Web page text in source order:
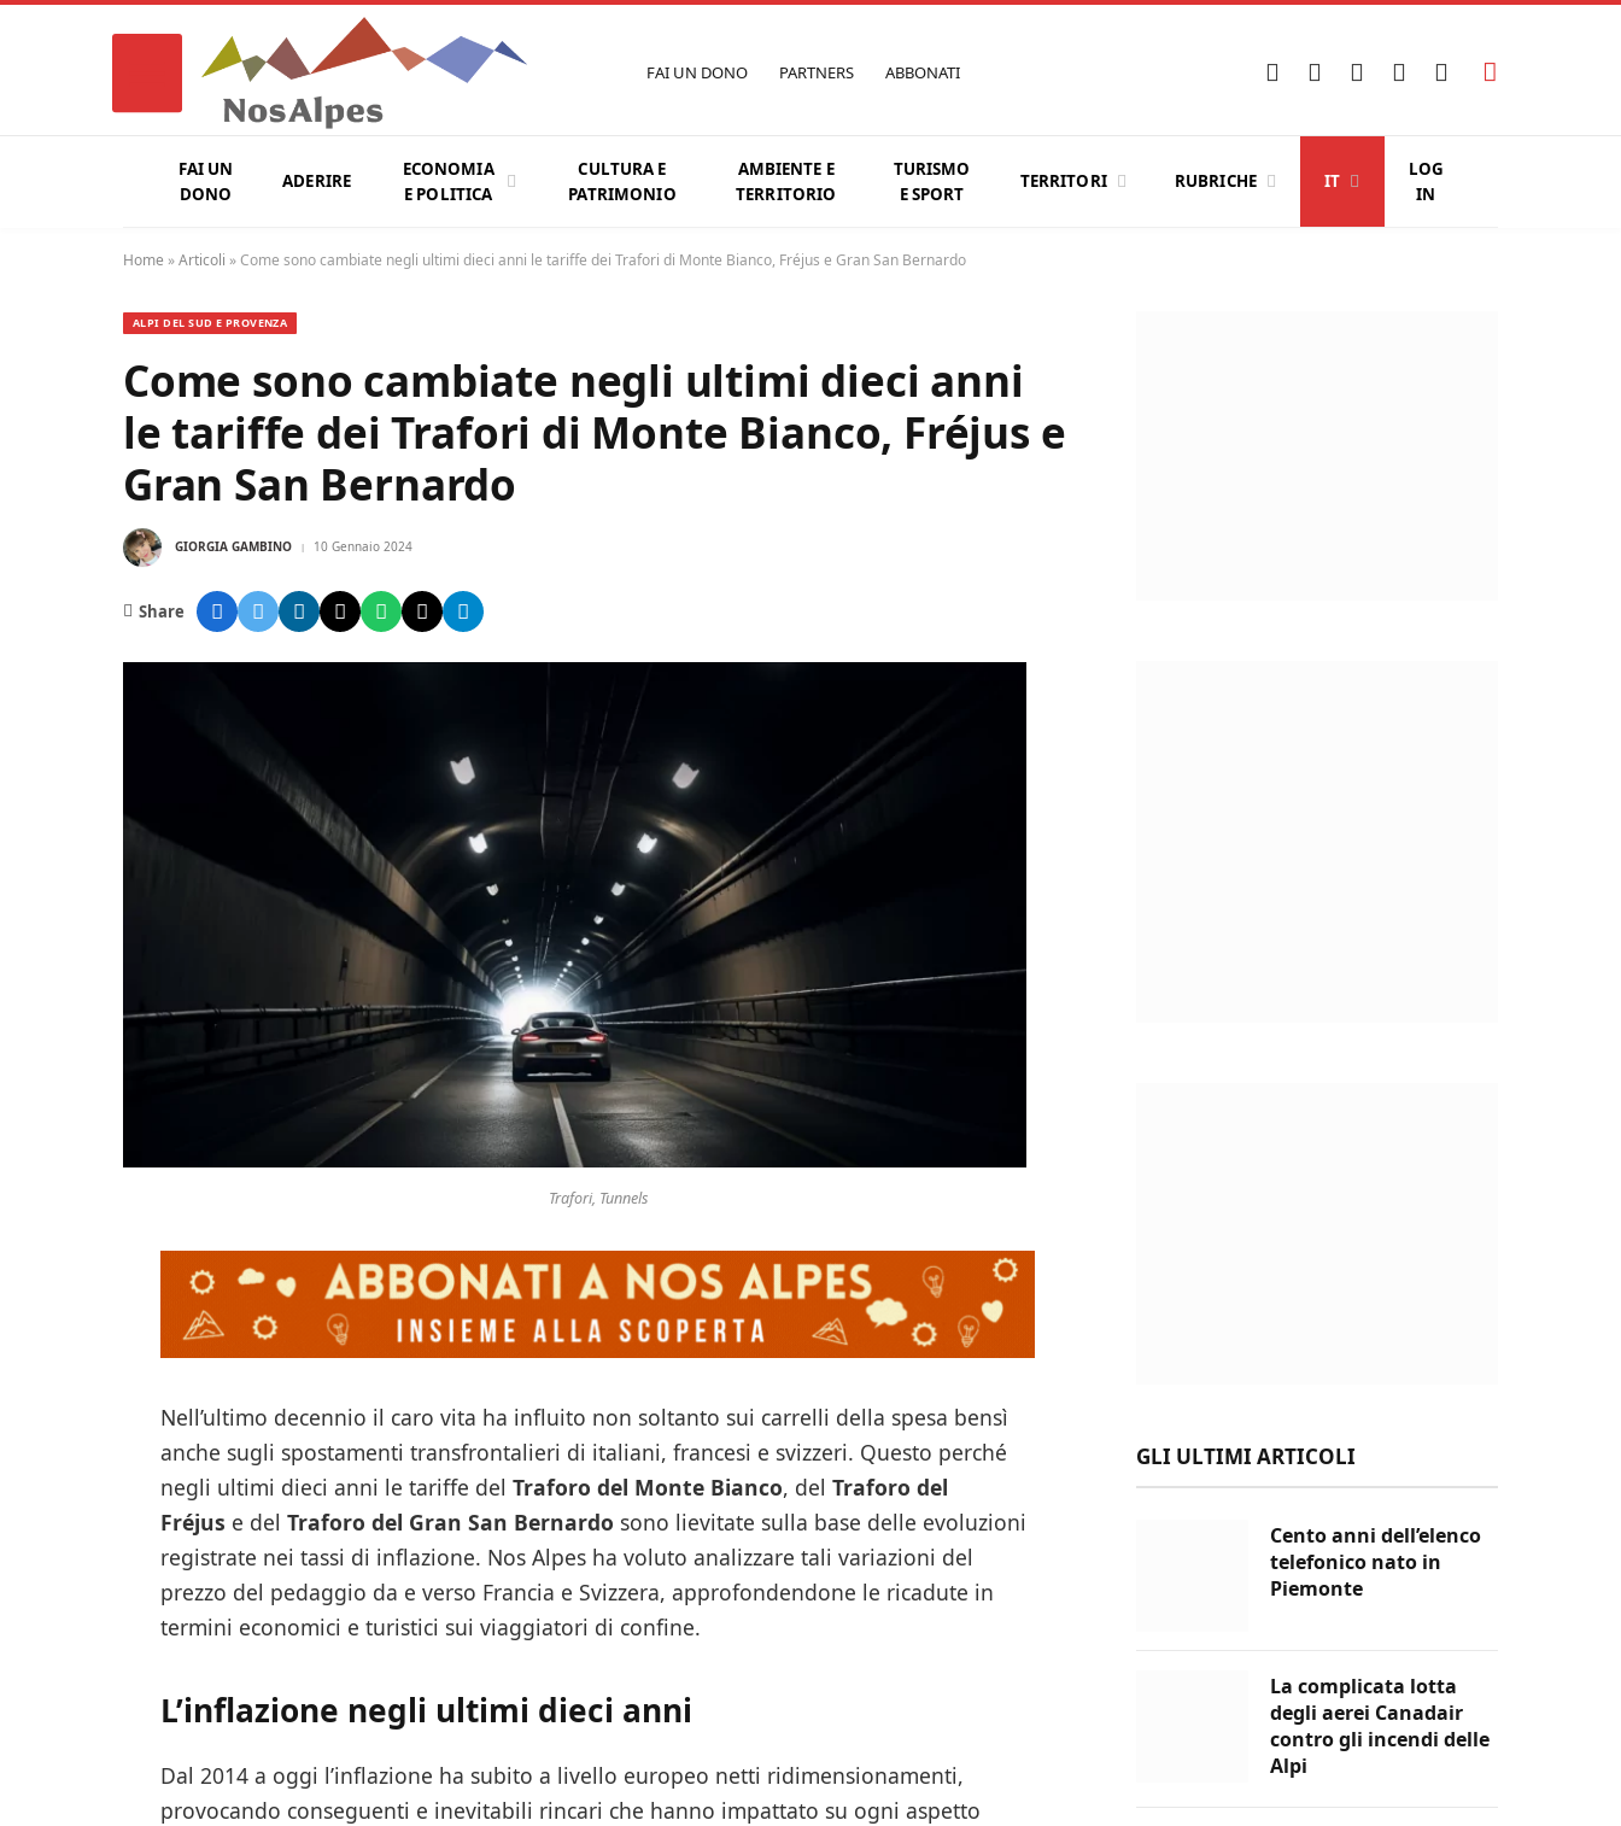
FAI UN DONO PARTNERS ABBONATI Facebook
X
Instagram
YouTubeLinkedIn
FAI UN
DONO
ADERIRE
ECONOMIA
E POLITICA
CULTURA E
PATRIMONIO
AMBIENTE E
TERRITORIO
TURISMO
E SPORT
TERRITORI RUBRICHE IT
LOG
IN
Home »Articoli »Come sono cambiate negli ultimi dieci anni le tariffe dei Trafori di Monte Bianco, Fréjus e Gran San Bernardo
ALPI DEL SUD E PROVENZA
Come sono cambiate negli ultimi dieci anni
le tariffe dei Trafori di Monte Bianco, Fréjus e
Gran San Bernardo
GIORGIA GAMBINO 10 Gennaio 2024
Share
Trafori, Tunnels
Nell’ultimo decennio il caro vita ha influito non soltanto sui carrelli della spesa bensì
anche sugli spostamenti transfrontalieri di italiani, francesi e svizzeri. Questo perché
negli ultimi dieci anni le tariffe del Traforo del Monte Bianco, del Traforo del
Fréjus e del Traforo del Gran San Bernardo sono lievitate sulla base delle evoluzioni
registrate nei tassi di inflazione. Nos Alpes ha voluto analizzare tali variazioni del
prezzo del pedaggio da e verso Francia e Svizzera, approfondendone le ricadute in
termini economici e turistici sui viaggiatori di confine.
L’inflazione negli ultimi dieci anni
Dal 2014 a oggi l’inflazione ha subito a livello europeo netti ridimensionamenti,
provocando conseguenti e inevitabili rincari che hanno impattato su ogni aspetto
GLI ULTIMI ARTICOLI
Cento anni dell’elenco
telefonico nato in
Piemonte
La complicata lotta
degli aerei Canadair
contro gli incendi delle
Alpi